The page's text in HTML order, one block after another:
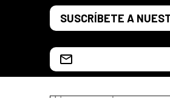
Saut au contenu principal
SUSCRÍBETE A